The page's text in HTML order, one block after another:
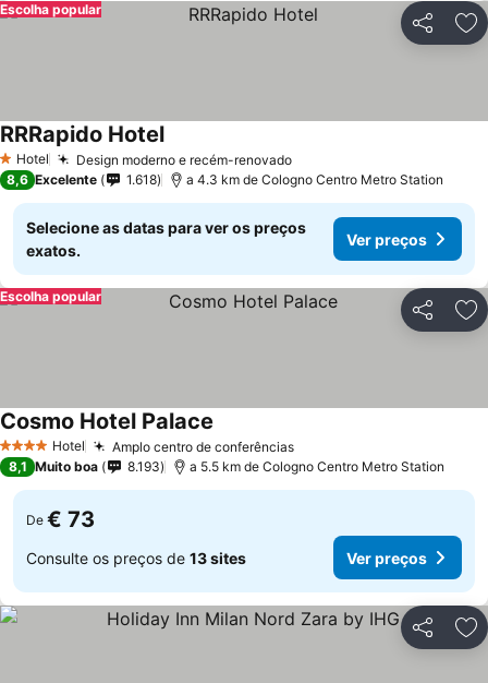
Partilhar
Escolha popular
1 Estrelas
Hotel Design moderno e recém-renovadoVer preços
RRRapido HotelVer preços
8,6 Excelente 1.618 a 4.3 km de Cologno Centro Metro Station
Selecione as datas para ver os preços
exatos.
Ver preços
Partilhar
Escolha popular
4 EstrelasHotel Amplo centro de conferênciasVer preços
Cosmo Hotel Palace
8,1 Muito boa 8.193 a 5.5 km de Cologno Centro Metro Station
De € 73
Consulte os preços de 13 sites Ver preços
Partilhar